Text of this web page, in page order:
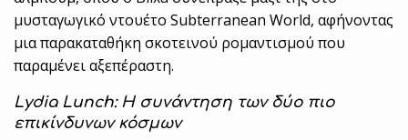
μυσταγωγικό ντουέτο Subterranean World, αφήνοντας
μια παρακαταθήκη σκοτεινού ρομαντισμού που
παραμένει αξεπέραστη.
Lydia Lunch: Η συνάντηση των δύο πιο
επικίνδυνων κόσμων